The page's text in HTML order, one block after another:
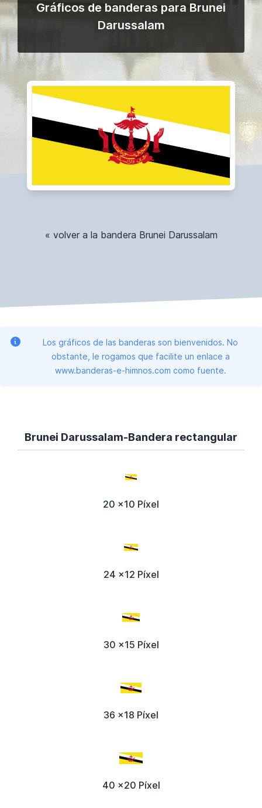
Gráficos de banderas para Brunei
Darussalam
« volver a la bandera Brunei Darussalam
Los gráficos de las banderas son bienvenidos. No
obstante, le rogamos que facilite un enlace a
www.banderas-e-himnos.com como fuente.
Brunei Darussalam-Bandera rectangular
20 x10 Píxel
24 x12 Píxel
30 x15 Píxel
36 x18 Píxel
40 x20 Píxel